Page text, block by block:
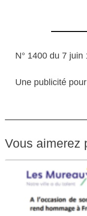
N° 1400 du 7 juin
Une publicité
Vous aimerez